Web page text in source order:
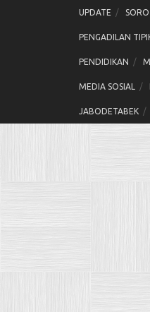
UPDATE
PENGADILAN
PENDIDIKAN
MEDIA SOSIAL
JABODETABEK